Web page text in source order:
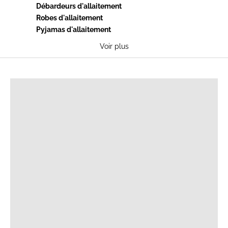
Débardeurs d'allaitement
Robes d'allaitement
Pyjamas d'allaitement
Voir plus